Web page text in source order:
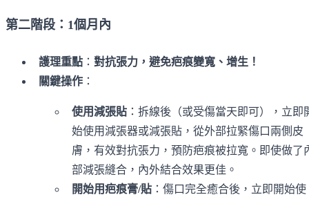
第二階段：1個月內
護理重點 ： 對抗張力，避免疤痕變寬、增生！
關鍵操作 ：
使用減張貼 ：拆線後（或受傷當天即可），立即
始使用減張器或減張貼，從外部拉緊傷口兩側皮
膚，有效對抗張力，預防疤痕被拉寬。即使做了
部減張縫合，內外結合效果更佳。
開始用疤痕膏/貼 ：傷口完全癒合後，立即開始使